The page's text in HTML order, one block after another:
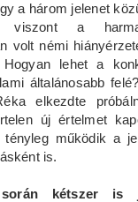
a három jelenet
viszont a
volt némi
lehet a
általánosabb
elkezdte
új értelmet
működik a
is.
kétszer is